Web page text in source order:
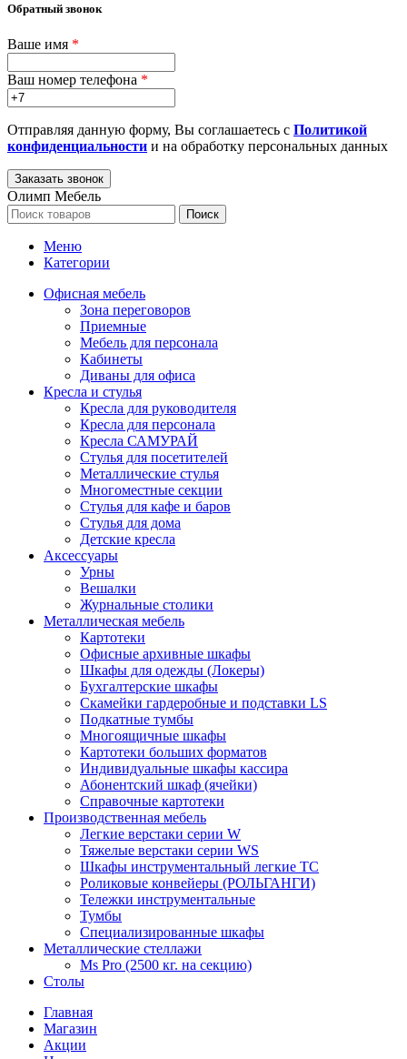
Обратный звонок
Ваше имя *
Ваш номер телефона *
Отправляя данную форму, Вы соглашаетесь с Политикой
конфиденциальности и на обработку персональных данных
Олимп Мебель
Поиск
Меню
Категории
Офисная мебель
Зона переговоров
Приемные
Мебель для персонала
Кабинеты
Диваны для офиса
Кресла и стулья
Кресла для руководителя
Кресла для персонала
Кресла САМУРАЙ
Стулья для посетителей
Металлические стулья
Многоместные секции
Стулья для кафе и баров
Стулья для дома
Детские кресла
Аксессуары
Урны
Вешалки
Журнальные столики
Металлическая мебель
Картотеки
Офисные архивные шкафы
Шкафы для одежды (Локеры)
Бухгалтерские шкафы
Скамейки гардеробные и подставки LS
Подкатные тумбы
Многоящичные шкафы
Картотеки больших форматов
Индивидуальные шкафы кассира
Абонентский шкаф (ячейки)
Справочные картотеки
Производственная мебель
Легкие верстаки серии W
Тяжелые верстаки серии WS
Шкафы инструментальный легкие ТС
Роликовые конвейеры (РОЛЬГАНГИ)
Тележки инструментальные
Тумбы
Специализированные шкафы
Металлические стеллажи
Ms Pro (2500 кг. на секцию)
Столы
Главная
Магазин
Акции